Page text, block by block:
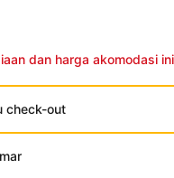
dan harga akomodasi ini
check-out